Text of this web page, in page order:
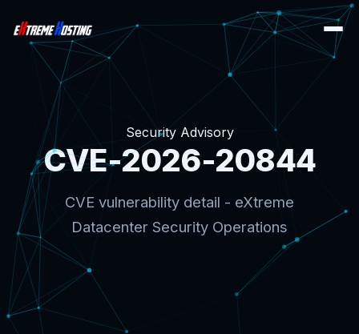
Security Advisory
CVE-2026-20844
CVE vulnerability detail - eXtreme
Datacenter Security Operations